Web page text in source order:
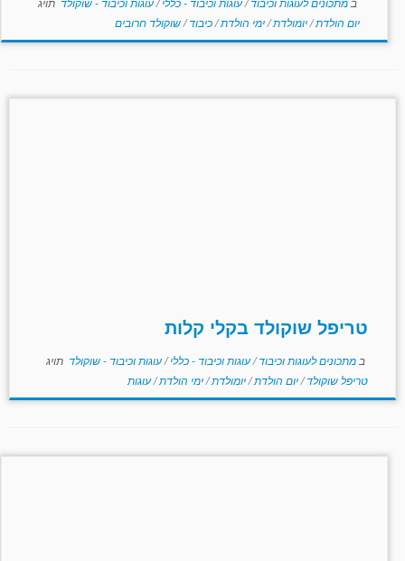
יום הולדת/יומולדת/ימי הולדת/כיבוד/שוקולד חרובים
טריפל שוקולד בקלי קלות
ב מתכונים לעוגות וכיבוד/עוגות וכיבוד - כללי/עוגות וכיבוד - שוקולד תויג
טריפל שוקולד/יום הולדת/יומולדת/ימי הולדת/עוגות